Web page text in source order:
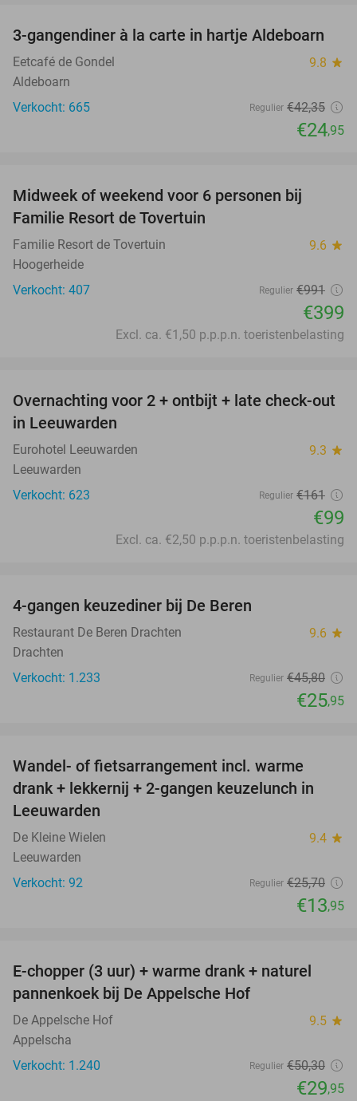
41%
3-gangendiner à la carte in hartje Aldeboarn
Eetcafé de Gondel 9.8 star
Aldeboarn
Verkocht: 665
Regulier €42,35
€24,95
Midweek of weekend voor 6 personen bij
Familie Resort de Tovertuin
Familie Resort de Tovertuin 9.6 star
Hoogerheide
Verkocht: 407
Regulier €991
€399
Excl. ca. €1,50 p.p.p.n. toeristenbelasting
39%
Overnachting voor 2 + ontbijt + late check-out
in Leeuwarden
Eurohotel Leeuwarden 9.3 star
Leeuwarden
Verkocht: 623
Regulier €161
€99
Excl. ca. €2,50 p.p.p.n. toeristenbelasting
4-gangen keuzediner bij De Beren
Restaurant De Beren Drachten 9.6 star
Drachten
Verkocht: 1.233
Regulier €45,80
€25,95
Wandel- of fietsarrangement incl. warme
drank + lekkernij + 2-gangen keuzelunch in
Leeuwarden
De Kleine Wielen 9.4 star
Leeuwarden
Verkocht: 92
Regulier €25,70
€13,95
40%
E-chopper (3 uur) + warme drank + naturel
pannenkoek bij De Appelsche Hof
De Appelsche Hof 9.5 star
Appelscha
Verkocht: 1.240
Regulier €50,30
€29,95